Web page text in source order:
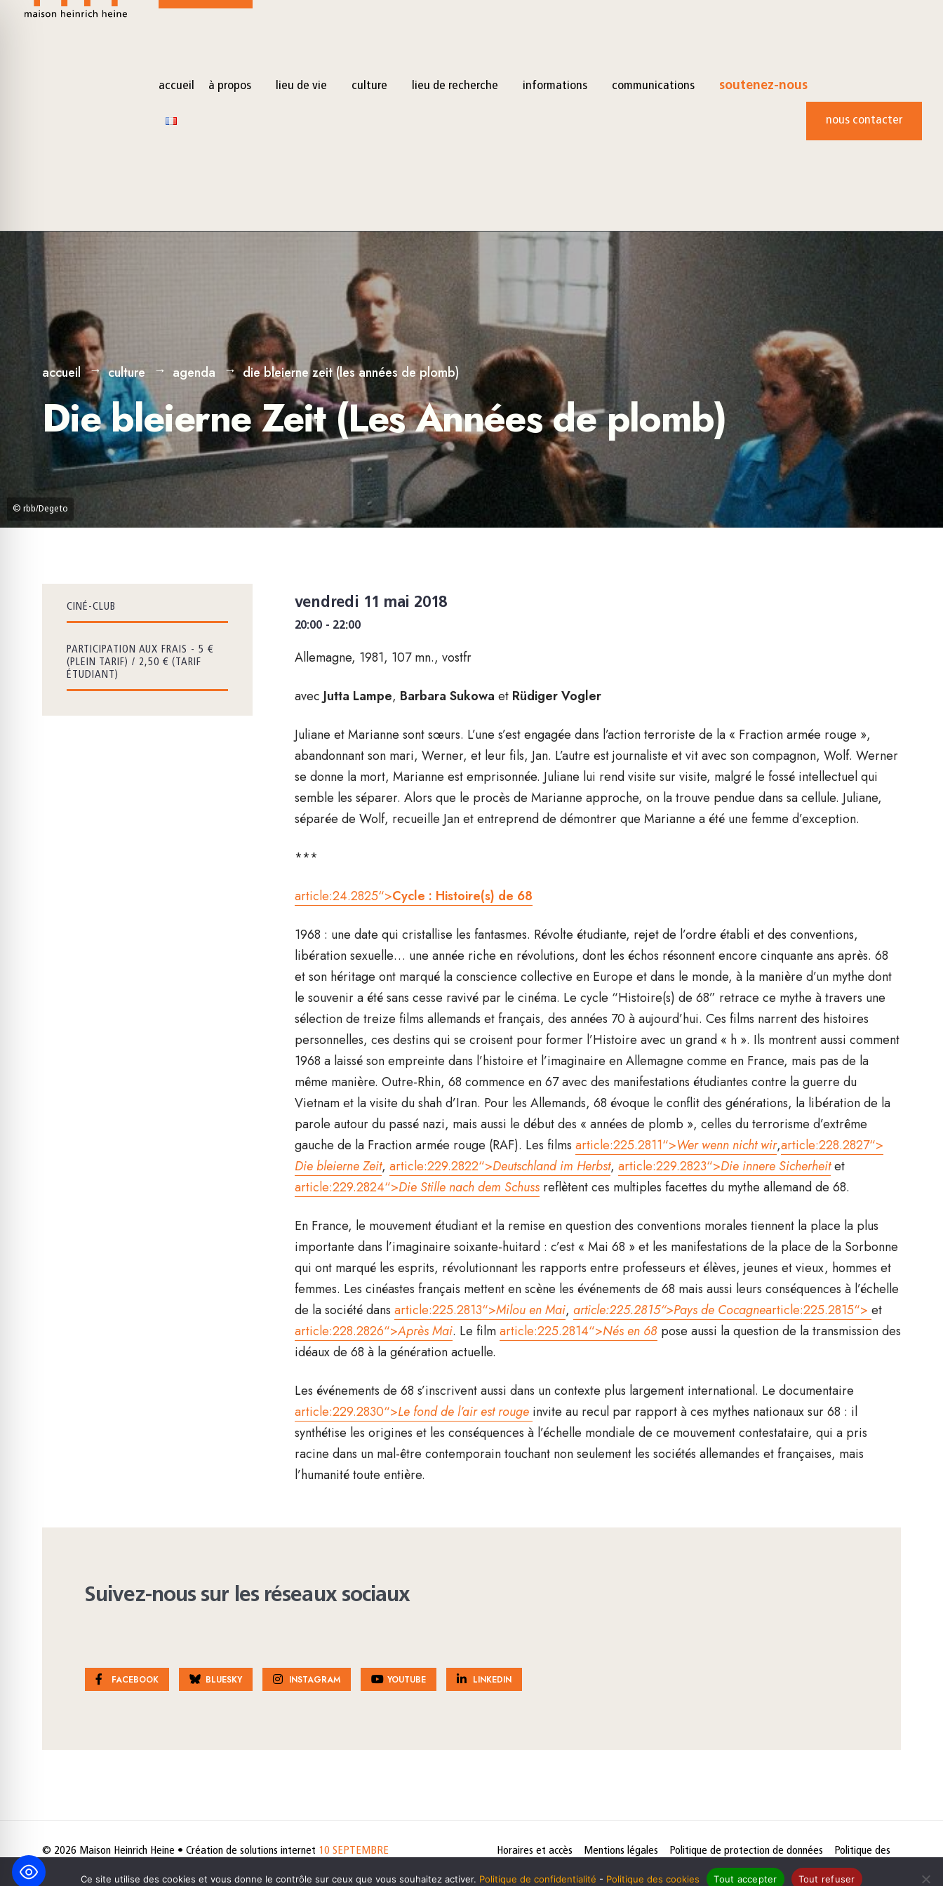
accueil à propos lieu de vie culture lieu de recherche informations communications soutenez-nous
nous contacter
© rbb/Degeto
accueil culture agenda die bleierne zeit (les années de plomb)
Die bleierne Zeit (Les Années de plomb)
vendredi 11 mai 2018
20:00 - 22:00
Allemagne, 1981, 107 mn., vostfr
avec Jutta Lampe, Barbara Sukowa et Rüdiger Vogler
Juliane et Marianne sont sœurs. L’une s’est engagée dans l’action terroriste de la « Fraction armée rouge »,
abandonnant son mari, Werner, et leur fils, Jan. L’autre est journaliste et vit avec son compagnon, Wolf. Werner
se donne la mort, Marianne est emprisonnée. Juliane lui rend visite sur visite, malgré le fossé intellectuel qui
semble les séparer. Alors que le procès de Marianne approche, on la trouve pendue dans sa cellule. Juliane,
séparée de Wolf, recueille Jan et entreprend de démontrer que Marianne a été une femme d’exception.
***
article:24.2825“>Cycle : Histoire(s) de 68
1968 : une date qui cristallise les fantasmes. Révolte étudiante, rejet de l’ordre établi et des conventions,
libération sexuelle… une année riche en révolutions, dont les échos résonnent encore cinquante ans après. 68
et son héritage ont marqué la conscience collective en Europe et dans le monde, à la manière d’un mythe dont
le souvenir a été sans cesse ravivé par le cinéma. Le cycle “Histoire(s) de 68” retrace ce mythe à travers une
sélection de treize films allemands et français, des années 70 à aujourd’hui. Ces films narrent des histoires
personnelles, ces destins qui se croisent pour former l’Histoire avec un grand « h ». Ils montrent aussi comment
1968 a laissé son empreinte dans l’histoire et l’imaginaire en Allemagne comme en France, mais pas de la
même manière. Outre-Rhin, 68 commence en 67 avec des manifestations étudiantes contre la guerre du
Vietnam et la visite du shah d’Iran. Pour les Allemands, 68 évoque le conflit des générations, la libération de la
parole autour du passé nazi, mais aussi le début des « années de plomb », celles du terrorisme d’extrême
gauche de la Fraction armée rouge (RAF). Les films article:225.2811“>Wer wenn nicht wir,article:228.2827“>
Die bleierne Zeit, article:229.2822“>Deutschland im Herbst, article:229.2823“>Die innere Sicherheitet
article:229.2824“>Die Stille nach dem Schussreflètent ces multiples facettes du mythe allemand de 68.
En France, le mouvement étudiant et la remise en question des conventions morales tiennent la place la plus
importante dans l’imaginaire soixante-huitard : c’est « Mai 68 » et les manifestations de la place de la Sorbonne
qui ont marqué les esprits, révolutionnant les rapports entre professeurs et élèves, jeunes et vieux, hommes et
femmes. Les cinéastes français mettent en scène les événements de 68 mais aussi leurs conséquences à l’échelle
de la société dans article:225.2813“>Milou en Mai, article:225.2815“>Pays de Cocagnearticle:225.2815“> et
article:228.2826“>Après Mai. Le filmarticle:225.2814“>Nés en 68pose aussi la question de la transmission des
idéaux de 68 à la génération actuelle.
Les événements de 68 s’inscrivent aussi dans un contexte plus largement international. Le documentaire
article:229.2830“>Le fond de l’air est rouge invite au recul par rapport à ces mythes nationaux sur 68 : il
synthétise les origines et les conséquences à l’échelle mondiale de ce mouvement contestataire, qui a pris
racine dans un mal-être contemporain touchant non seulement les sociétés allemandes et françaises, mais
l’humanité toute entière.
CINÉ-CLUB
PARTICIPATION AUX FRAIS - 5 €
(PLEIN TARIF) / 2,50 € (TARIF
ÉTUDIANT)
Suivez-nous sur les réseaux sociaux
FACEBOOK BLUESKY INSTAGRAM YOUTUBE LINKEDIN
© 2026 Maison Heinrich Heine • Création de solutions internet 10 SEPTEMBRE Horaires et accès Mentions légales Politique de protection de données
Politique des
Ce site utilise des cookies et vous donne le contrôle sur ceux que vous souhaitez activer. Politique de confidentialité - Politique des cookies Tout accepter Tout refuser